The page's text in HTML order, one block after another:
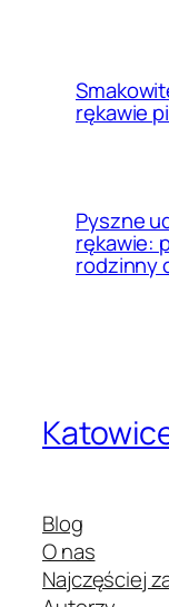
rękawie
Pyszne
rękawie:
rodzinny
Blog
O nas
Najczęściej